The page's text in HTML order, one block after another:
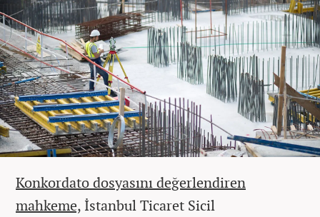
Konkordato dosyasını değerlendiren
mahkeme, İstanbul Ticaret Sicil